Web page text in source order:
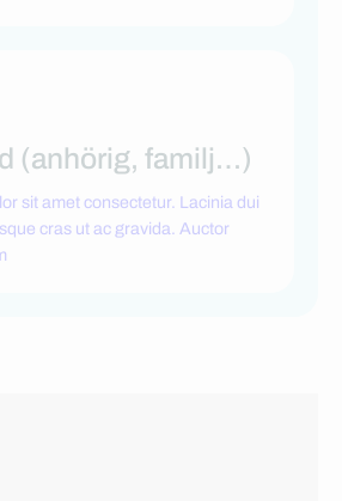
(anhörig, familj…)
sit amet consectetur. Lacinia dui
cras ut ac gravida. Auctor